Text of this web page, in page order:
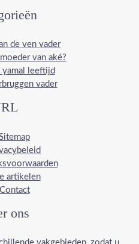
de ven vader
van aké?
yamal leeftijd
vader
artikelen
Contact
ons